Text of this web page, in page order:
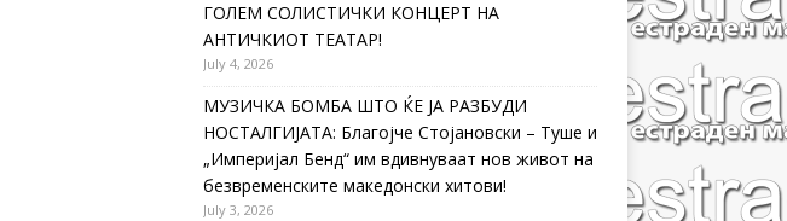
ГОЛЕМ СОЛИСТИЧКИ КОНЦЕРТ НА
АНТИЧКИОТ ТЕАТАР!
July 4, 2026
МУЗИЧКА БОМБА ШТО ЌЕ ЈА РАЗБУДИ
НОСТАЛГИЈАТА: Благојче Стојановски – Туше и
„Империјал Бенд“ им вдивнуваат нов живот на
безвременските македонски хитови!
July 3, 2026